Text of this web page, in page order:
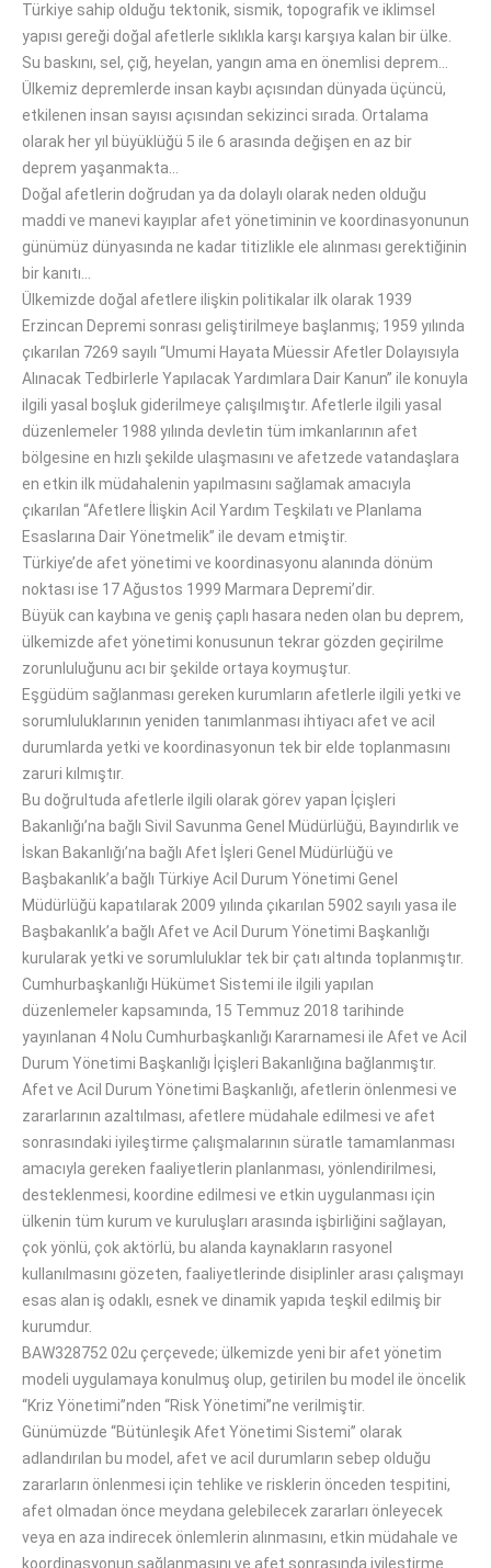
Türkiye sahip olduğu tektonik, sismik, topografik ve iklimsel
yapısı gereği doğal afetlerle sıklıkla karşı karşıya kalan bir ülke.
Su baskını, sel, çığ, heyelan, yangın ama en önemlisi deprem…
Ülkemiz depremlerde insan kaybı açısından dünyada üçüncü,
etkilenen insan sayısı açısından sekizinci sırada. Ortalama
olarak her yıl büyüklüğü 5 ile 6 arasında değişen en az bir
deprem yaşanmakta…
Doğal afetlerin doğrudan ya da dolaylı olarak neden olduğu
maddi ve manevi kayıplar afet yönetiminin ve koordinasyonunun
günümüz dünyasında ne kadar titizlikle ele alınması gerektiğinin
bir kanıtı…
Ülkemizde doğal afetlere ilişkin politikalar ilk olarak 1939
Erzincan Depremi sonrası geliştirilmeye başlanmış; 1959 yılında
çıkarılan 7269 sayılı “Umumi Hayata Müessir Afetler Dolayısıyla
Alınacak Tedbirlerle Yapılacak Yardımlara Dair Kanun” ile konuyla
ilgili yasal boşluk giderilmeye çalışılmıştır. Afetlerle ilgili yasal
düzenlemeler 1988 yılında devletin tüm imkanlarının afet
bölgesine en hızlı şekilde ulaşmasını ve afetzede vatandaşlara
en etkin ilk müdahalenin yapılmasını sağlamak amacıyla
çıkarılan “Afetlere İlişkin Acil Yardım Teşkilatı ve Planlama
Esaslarına Dair Yönetmelik” ile devam etmiştir.
Türkiye’de afet yönetimi ve koordinasyonu alanında dönüm
noktası ise 17 Ağustos 1999 Marmara Depremi’dir.
Büyük can kaybına ve geniş çaplı hasara neden olan bu deprem,
ülkemizde afet yönetimi konusunun tekrar gözden geçirilme
zorunluluğunu acı bir şekilde ortaya koymuştur.
Eşgüdüm sağlanması gereken kurumların afetlerle ilgili yetki ve
sorumluluklarının yeniden tanımlanması ihtiyacı afet ve acil
durumlarda yetki ve koordinasyonun tek bir elde toplanmasını
zaruri kılmıştır.
Bu doğrultuda afetlerle ilgili olarak görev yapan İçişleri
Bakanlığı’na bağlı Sivil Savunma Genel Müdürlüğü, Bayındırlık ve
İskan Bakanlığı’na bağlı Afet İşleri Genel Müdürlüğü ve
Başbakanlık’a bağlı Türkiye Acil Durum Yönetimi Genel
Müdürlüğü kapatılarak 2009 yılında çıkarılan 5902 sayılı yasa ile
Başbakanlık’a bağlı Afet ve Acil Durum Yönetimi Başkanlığı
kurularak yetki ve sorumluluklar tek bir çatı altında toplanmıştır.
Cumhurbaşkanlığı Hükümet Sistemi ile ilgili yapılan
düzenlemeler kapsamında, 15 Temmuz 2018 tarihinde
yayınlanan 4 Nolu Cumhurbaşkanlığı Kararnamesi ile Afet ve Acil
Durum Yönetimi Başkanlığı İçişleri Bakanlığına bağlanmıştır.
Afet ve Acil Durum Yönetimi Başkanlığı, afetlerin önlenmesi ve
zararlarının azaltılması, afetlere müdahale edilmesi ve afet
sonrasındaki iyileştirme çalışmalarının süratle tamamlanması
amacıyla gereken faaliyetlerin planlanması, yönlendirilmesi,
desteklenmesi, koordine edilmesi ve etkin uygulanması için
ülkenin tüm kurum ve kuruluşları arasında işbirliğini sağlayan,
çok yönlü, çok aktörlü, bu alanda kaynakların rasyonel
kullanılmasını gözeten, faaliyetlerinde disiplinler arası çalışmayı
esas alan iş odaklı, esnek ve dinamik yapıda teşkil edilmiş bir
kurumdur.
BAW328752 02u çerçevede; ülkemizde yeni bir afet yönetim
modeli uygulamaya konulmuş olup, getirilen bu model ile öncelik
‘‘Kriz Yönetimi’’nden ‘‘Risk Yönetimi’’ne verilmiştir.
Günümüzde ‘‘Bütünleşik Afet Yönetimi Sistemi’’ olarak
adlandırılan bu model, afet ve acil durumların sebep olduğu
zararların önlenmesi için tehlike ve risklerin önceden tespitini,
afet olmadan önce meydana gelebilecek zararları önleyecek
veya en aza indirecek önlemlerin alınmasını, etkin müdahale ve
koordinasyonun sağlanmasını ve afet sonrasında iyileştirme